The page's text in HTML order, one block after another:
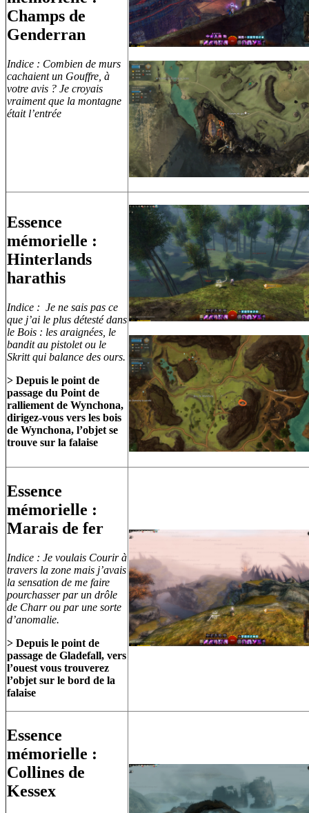
Champs de
Genderran
Indice : Combien de murs
cachaient un Gouffre, à
votre avis ? Je croyais
vraiment que la montagne
était l’entrée
Essence
mémorielle :
Hinterlands
harathis
Indice : Je ne sais pas ce
que j’ai le plus détesté dans
le Bois : les araignées, le
bandit au pistolet ou le
Skritt qui balance des ours.
> Depuis le point de
passage du Point de
ralliement de Wynchona,
dirigez-vous vers les bois
de Wynchona, l’objet se
trouve sur la falaise
Essence
mémorielle :
Marais de fer
Indice : Je voulais Courir à
travers la zone mais j’avais
la sensation de me faire
pourchasser par un drôle
de Charr ou par une sorte
d’anomalie.
> Depuis le point de
passage de Gladefall, vers
l’ouest vous trouverez
l’objet sur le bord de la
falaise
Essence
mémorielle :
Collines de
Kessex